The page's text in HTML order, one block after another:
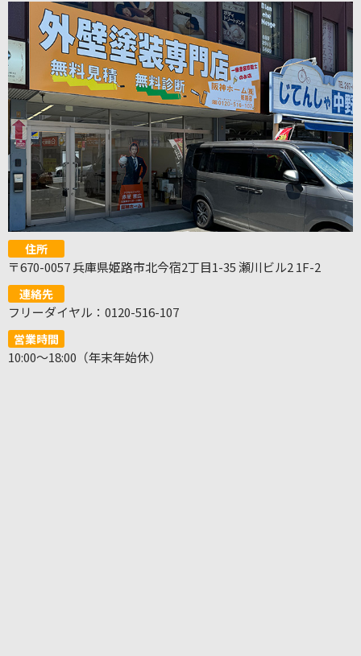
住所
〒670-0057 兵庫県姫路市北今宿2丁目1-35 瀬川ビル2 1F-2
連絡先
フリーダイヤル：0120-516-107
営業時間
10:00～18:00（年末年始休）